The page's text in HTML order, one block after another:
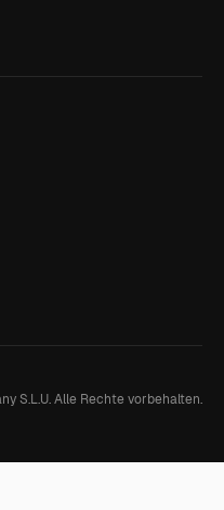
S.L.U. Alle Rechte vorbehalten.